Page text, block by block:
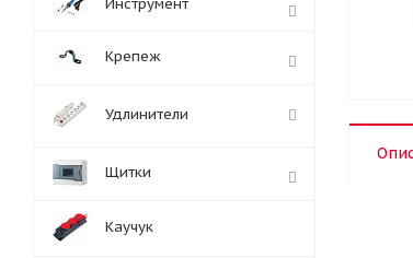
Инструмент
Крепеж
Удлинители
Щитки
Каучук